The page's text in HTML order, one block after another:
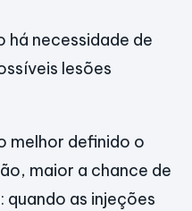
há necessidade de
lesões
melhor definido o
maior a chance de
as injeções